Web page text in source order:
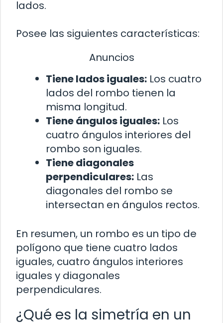
lados.
Posee las siguientes características:
Anuncios
Tiene lados iguales: Los cuatro
lados del rombo tienen la
misma longitud.
Tiene ángulos iguales: Los
cuatro ángulos interiores del
rombo son iguales.
Tiene diagonales
perpendiculares: Las
diagonales del rombo se
intersectan en ángulos rectos.
En resumen, un rombo es un tipo de
polígono que tiene cuatro lados
iguales, cuatro ángulos interiores
iguales y diagonales
perpendiculares.
¿Qué es la simetría en un